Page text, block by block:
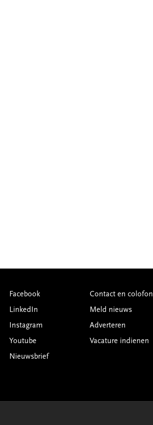
Facebook
LinkedIn
Instagram
Youtube
Nieuwsbrief
Contact en colofon
Meld nieuws
Adverteren
Vacature indienen